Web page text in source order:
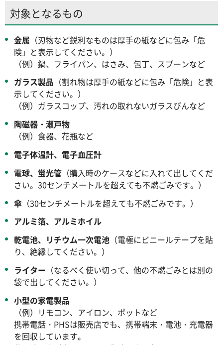
対象となるもの
金属 （刃物など鋭利なものは厚手の紙などに包み「危
険」と表示してください。）
（例）鍋、フライパン、はさみ、包丁、スプーンなど
ガラス製品 （割れ物は厚手の紙などに包み「危険」と表
示してください。）
（例）ガラスコップ、汚れの取れないガラスびんなど
陶磁器・瀬戸物
（例）食器、花瓶など
電子体温計、電子血圧計
電球、蛍光管 （購入時のケースなどに入れて出してくだ
さい。30センチメートルを超えても不燃ごみです。）
傘 （30センチメートルを超えても不燃ごみです。）
アルミ箔、アルミホイル
乾電池、リチウム一次電池 （電極にビニールテープを貼
り、絶縁してください。）
ライター （なるべく使い切って、他の不燃ごみとは別の
袋で出してください。）
小型の家電製品
（例）リモコン、アイロン、ポットなど
携帯電話・PHSは販売店でも、携帯端末・電池・充電器
を回収しています。